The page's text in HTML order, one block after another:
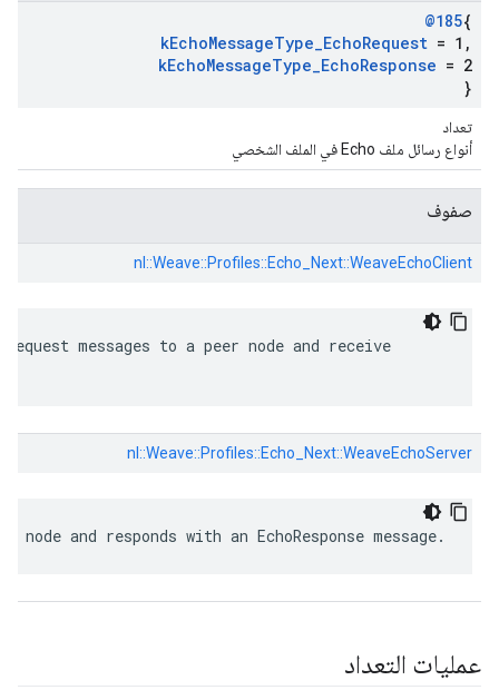
@185{
kEchoMessageType_EchoRequest = 1 ,
kEchoMessageType_EchoResponse = 2
}
تعداد
أنواع رسائل ملف Echo في الملف الشخصي
صفوف
nl::Weave::Profiles::Echo_Next::WeaveEchoClient
messages to a peer node and receive
nl::Weave::Profiles::Echo_Next::WeaveEchoServer
node and responds with an EchoResponse message.
عمليات التعداد